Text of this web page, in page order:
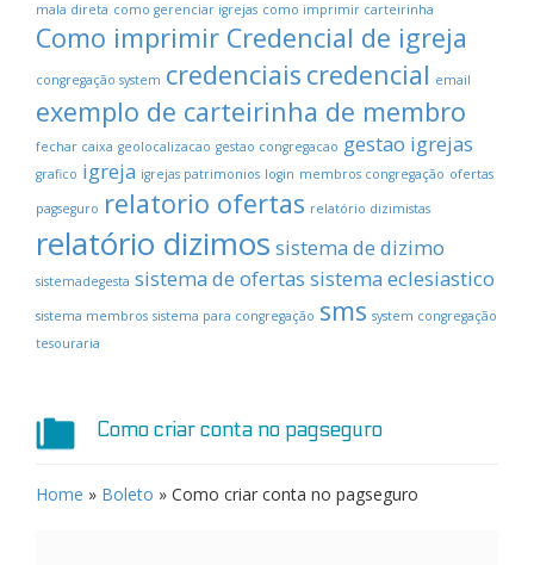
mala direta como gerenciar igrejas como imprimir carteirinha
Como imprimir Credencial de igreja
congregação system credenciais credencial email
exemplo de carteirinha de membro
fechar caixa geolocalizacao gestao congregacao gestao igrejas
grafico igreja igrejas patrimonios login membros congregação ofertas
pagseguro relatorio ofertas relatório dizimistas
relatório dizimos sistema de dizimo
sistemadegesta sistema de ofertas sistema eclesiastico
sistema membros sistema para congregação sms system congregação
tesouraria
Como criar conta no pagseguro
Home » Boleto » Como criar conta no pagseguro